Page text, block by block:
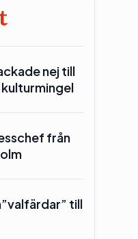
nej till
från
till